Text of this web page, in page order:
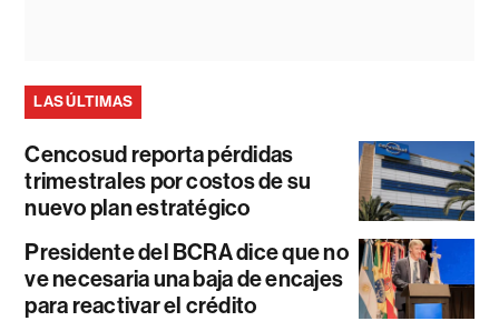
LAS ÚLTIMAS
Cencosud reporta pérdidas
trimestrales por costos de su
nuevo plan estratégico
Presidente del BCRA dice que no
ve necesaria una baja de encajes
para reactivar el crédito